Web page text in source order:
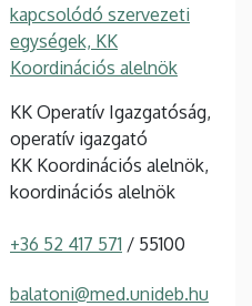
kapcsolódó szervezeti
egységek, KK
Koordinációs alelnök
KK Operatív Igazgatóság,
operatív igazgató
KK Koordinációs alelnök,
koordinációs alelnök
+36 52 417 571 / 55100
balatoni@med.unideb.hu